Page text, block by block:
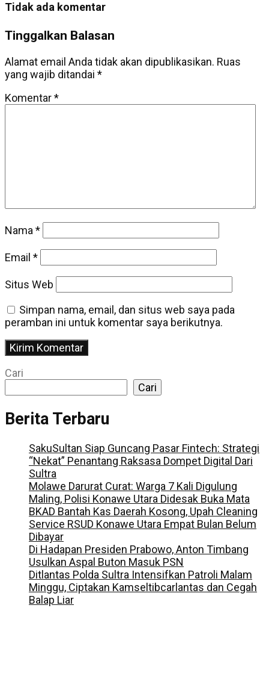
Tidak ada komentar
Tinggalkan Balasan
Alamat email Anda tidak akan dipublikasikan. Ruas
yang wajib ditandai *
Komentar*
Nama*
Email *
Situs Web
Simpan nama, email, dan situs web saya pada
peramban ini untuk komentar saya berikutnya.
Cari
Cari
Berita Terbaru
SakuSultan Siap Guncang Pasar Fintech: Strategi
“Nekat” Penantang Raksasa Dompet Digital Dari
Sultra
Molawe Darurat Curat: Warga 7 Kali Digulung
Maling, Polisi Konawe Utara Didesak Buka Mata
BKAD Bantah Kas Daerah Kosong, Upah Cleaning
Service RSUD Konawe Utara Empat Bulan Belum
Dibayar
Di Hadapan Presiden Prabowo, Anton Timbang
Usulkan Aspal Buton Masuk PSN
Ditlantas Polda Sultra Intensifkan Patroli Malam
Minggu, Ciptakan Kamseltibcarlantas dan Cegah
Balap Liar